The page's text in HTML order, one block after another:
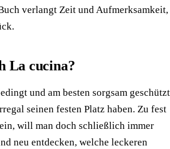
verlangt Zeit und Aufmerksamkeit,
La cucina?
und am besten sorgsam geschützt
seinen festen Platz haben. Zu fest
will man doch schließlich immer
neu entdecken, welche leckeren